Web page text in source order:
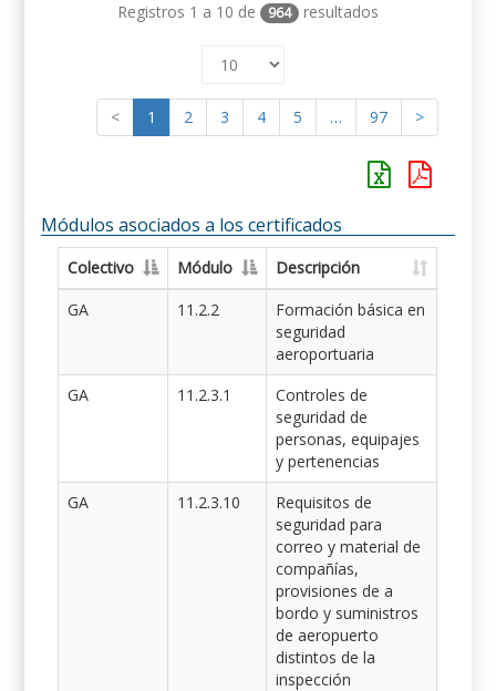
Registros 1 a 10 de 964 resultados
< 1 2 3 4 5 … 97 >
Módulos asociados a los certificados
Colectivo Módulo
Descripción
GA
11.2.2
Formación básica en
seguridad
aeroportuaria
GA
11.2.3.1
Controles de
seguridad de
personas, equipajes
y pertenencias
GA
11.2.3.10
Requisitos de
seguridad para
correo y material de
compañías,
provisiones de a
bordo y suministros
de aeropuerto
distintos de la
inspección